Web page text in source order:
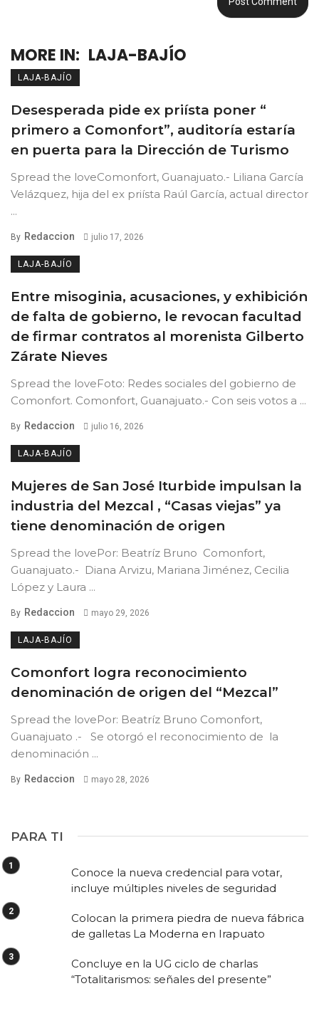
MORE IN: LAJA-BAJÍO
LAJA-BAJÍO
Desesperada pide ex priísta poner “
primero a Comonfort”, auditoría estaría
en puerta para la Dirección de Turismo
Spread the loveComonfort, Guanajuato.- Liliana García
Velázquez, hija del ex priísta Raúl García, actual director
...
By Redaccion julio 17, 2026
LAJA-BAJÍO
Entre misoginia, acusaciones, y exhibición
de falta de gobierno, le revocan facultad
de firmar contratos al morenista Gilberto
Zárate Nieves
Spread the loveFoto: Redes sociales del gobierno de
Comonfort. Comonfort, Guanajuato.- Con seis votos a ...
By Redaccion julio 16, 2026
LAJA-BAJÍO
Mujeres de San José Iturbide impulsan la
industria del Mezcal , “Casas viejas” ya
tiene denominación de origen
Spread the lovePor: Beatríz Bruno Comonfort,
Guanajuato.- Diana Arvizu, Mariana Jiménez, Cecilia
López y Laura ...
By Redaccion mayo 29, 2026
LAJA-BAJÍO
Comonfort logra reconocimiento
denominación de origen del “Mezcal”
Spread the lovePor: Beatríz Bruno Comonfort,
Guanajuato .- Se otorgó el reconocimiento de la
denominación ...
By Redaccion mayo 28, 2026
PARA TI
Conoce la nueva credencial para votar,
incluye múltiples niveles de seguridad
Colocan la primera piedra de nueva fábrica
de galletas La Moderna en Irapuato
Concluye en la UG ciclo de charlas
“Totalitarismos: señales del presente”